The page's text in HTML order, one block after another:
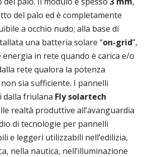
del palo ed è completamente
a occhio nudo; alla base di
una batteria solare “on-grid”,
energia in rete quando è carica e/o
rete qualora la potenza
sia sufficiente. I pannelli
dalla friulana Fly solartech
realtà produttive all’avanguardia
di tecnologie per pannelli
e leggeri utilizzabili nell’edilizia,
nella nautica, nell’illuminazione